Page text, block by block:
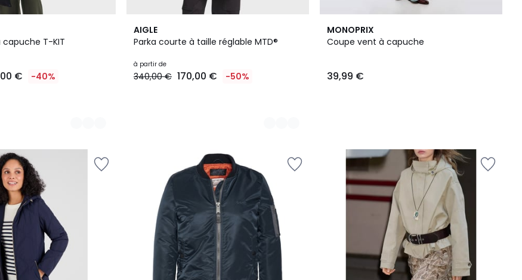
capuche T-KIT
€ -40%
AIGLE
Parka courte à taille réglable MTD®
à partir de
340,00 € 170,00 € -50%
2
Couleurs
MONOPRIX
Coupe vent à capuche
39,99 €